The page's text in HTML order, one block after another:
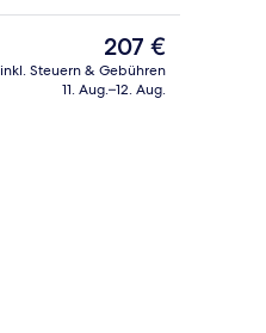
Der
aktuelle
Preis
207 €
inkl. Steuern & Gebühren
11. Aug.–12. Aug.